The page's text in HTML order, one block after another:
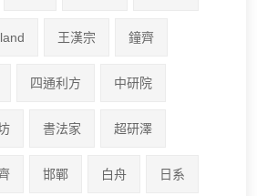
王漢宗 鐘齊
四通利方 中研院
書法家 超研澤
邯鄲 白舟 日系